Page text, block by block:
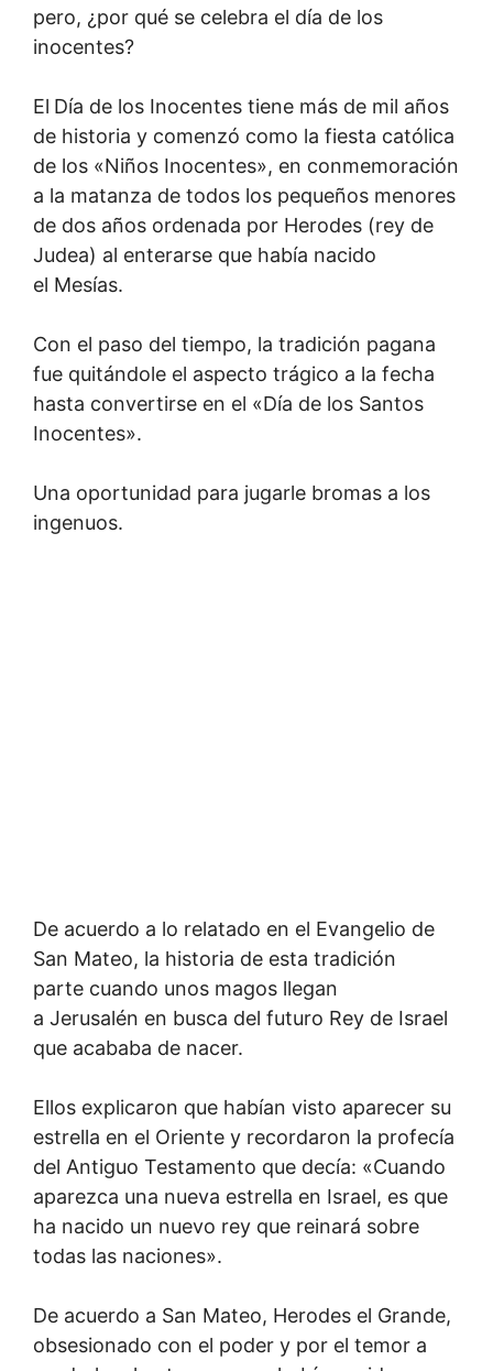
pero, ¿por qué se celebra el día de los
inocentes?
El Día de los Inocentes tiene más de mil años
de historia y comenzó como la fiesta católica
de los «Niños Inocentes», en conmemoración
a la matanza de todos los pequeños menores
de dos años ordenada por Herodes (rey de
Judea) al enterarse que había nacido
el Mesías.
Con el paso del tiempo, la tradición pagana
fue quitándole el aspecto trágico a la fecha
hasta convertirse en el «Día de los Santos
Inocentes».
Una oportunidad para jugarle bromas a los
ingenuos.
De acuerdo a lo relatado en el Evangelio de
San Mateo, la historia de esta tradición
parte cuando unos magos llegan
a Jerusalén en busca del futuro Rey de Israel
que acababa de nacer.
Ellos explicaron que habían visto aparecer su
estrella en el Oriente y recordaron la profecía
del Antiguo Testamento que decía: «Cuando
aparezca una nueva estrella en Israel, es que
ha nacido un nuevo rey que reinará sobre
todas las naciones».
De acuerdo a San Mateo, Herodes el Grande,
obsesionado con el poder y por el temor a